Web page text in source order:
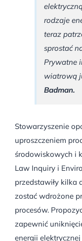
rodzaje
teraz
sprostać
Prywatne
wiatrową
Badman.
Stowarzyszenie
uproszczeniem
środowiskowych i
Law Inquiry i
przedstawiły kilka
zostać wdrożone
procesów.
zapewnić
energii